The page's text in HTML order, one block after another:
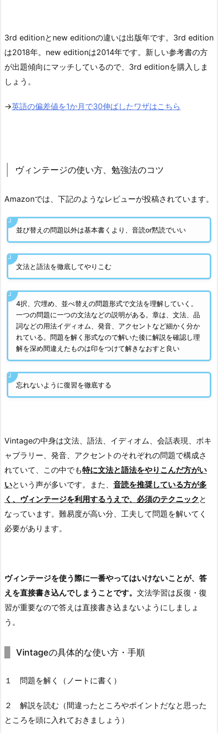
3rd editionとnew editionの違いは出版年です。3rd edition
は2018年。new editionは2014年です。新しい参考書の方
が出題傾向にマッチしているので、3rd editionを購入しま
しょう。
→英語の偏差値を1か月で30伸ばしたワザはこちら
ヴィンテージの使い方、勉強法のコツ
Amazonでは、下記のようなレビューが投稿されています。
並び替えの問題以外は基本書くより、音読or黙読でいい
文法と語法を徹底してやりこむ
4択、穴埋め、並べ替えの問題形式で文法を理解していく。
一つの問題に一つの文法などの説明がある。章は、文法、品
詞などの用法イディオム、発音、アクセントなど細かく分か
れている。問題を解く形式なので解いた後に解説を確認し理
解を深め間違えたものは印をつけて解きなおすと良い
忘れないように復習を徹底する
Vintageの中身は文法、語法、イディオム、会話表現、ボキ
ャブラリー、発音、アクセントのそれぞれの問題で構成さ
れていて、この中でも特に文法と語法をやりこんだ方がい
いという声が多いです。また、 音読を推奨している方が多
く、ヴィンテージを利用するうえで、必須のテクニック と
なっています。難易度が高い分、工夫して問題を解いてく
必要があります。
ヴィンテージを使う際に一番やってはいけないことが、答
えを直接書き込んでしまうことです。 文法学習は反復・復
習が重要なので答えは直接書き込まないようにしましょ
う。
Vintageの具体的な使い方・手順
１ 問題を解く（ノートに書く）
２ 解説を読む（間違ったところやポイントだなと思った
ところを頭に入れておきましょう）